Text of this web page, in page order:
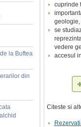
la Buftea
din
cuprinde
geologie,
se
vedere
accesul
Citeste si